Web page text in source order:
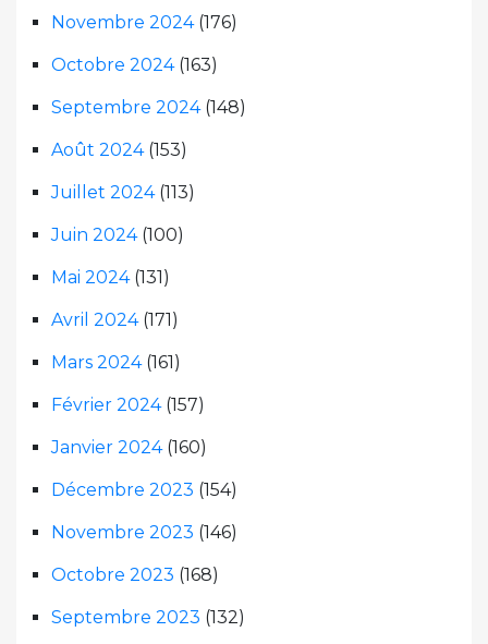
Novembre 2024(176)
Octobre 2024(163)
Septembre 2024(148)
Août 2024(153)
Juillet 2024(113)
Juin 2024(100)
Mai 2024(131)
Avril 2024(171)
Mars 2024(161)
Février 2024(157)
Janvier 2024(160)
Décembre 2023 (154)
Novembre 2023 (146)
Octobre 2023 (168)
Septembre 2023 (132)